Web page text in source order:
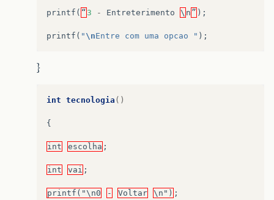
printf ( “ 3 - Entreterimento \ n ” );
printf ( " \nEntre com uma opcao " );
}
int tecnologia ()
{
int escolha ;
int vai ;
printf("\n0 - Voltar \n") ;